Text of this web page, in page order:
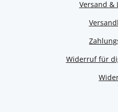
Versand &
Widerruf für